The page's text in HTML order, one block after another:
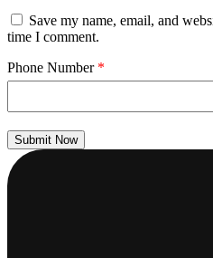
Save my name, email, and
time I comment.
Phone Number *
Submit Now